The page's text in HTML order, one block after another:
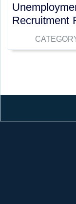
Recruitment